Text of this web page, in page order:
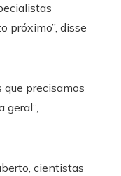
próximo”, disse
precisamos
geral”,
cientistas